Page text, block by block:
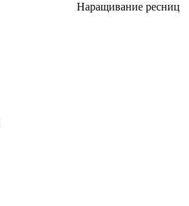
Наращивание ресниц